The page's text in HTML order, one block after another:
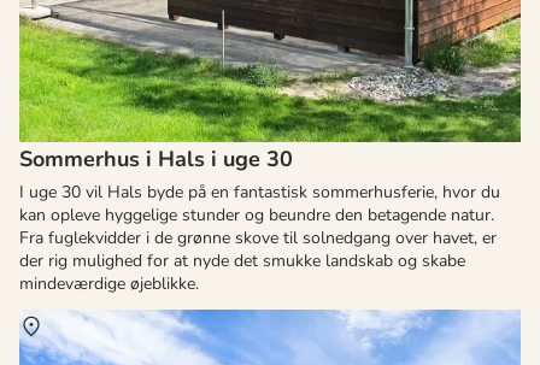
Sommerhus i Hals i uge 30
I uge 30 vil Hals byde på en fantastisk sommerhusferie, hvor du
kan opleve hyggelige stunder og beundre den betagende natur.
Fra fuglekvidder i de grønne skove til solnedgang over havet, er
der rig mulighed for at nyde det smukke landskab og skabe
mindeværdige øjeblikke.
Om Rømø